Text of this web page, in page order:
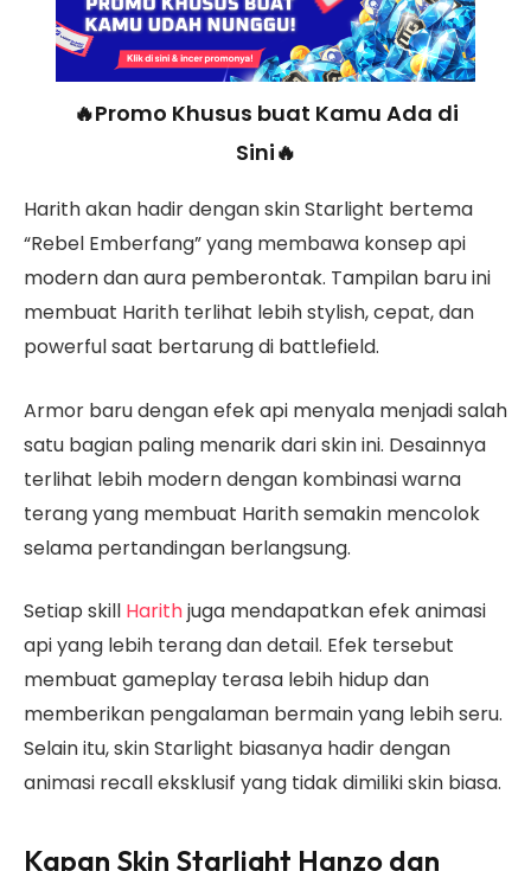
🔥Promo Khusus buat Kamu Ada di
Sini🔥
Harith akan hadir dengan skin Starlight bertema
“Rebel Emberfang” yang membawa konsep api
modern dan aura pemberontak. Tampilan baru ini
membuat Harith terlihat lebih stylish, cepat, dan
powerful saat bertarung di battlefield.
Armor baru dengan efek api menyala menjadi salah
satu bagian paling menarik dari skin ini. Desainnya
terlihat lebih modern dengan kombinasi warna
terang yang membuat Harith semakin mencolok
selama pertandingan berlangsung.
Setiap skill Harithjuga mendapatkan efek animasi
api yang lebih terang dan detail. Efek tersebut
membuat gameplay terasa lebih hidup dan
memberikan pengalaman bermain yang lebih seru.
Selain itu, skin Starlight biasanya hadir dengan
animasi recall eksklusif yang tidak dimiliki skin biasa.
Kapan Skin Starlight Hanzo dan